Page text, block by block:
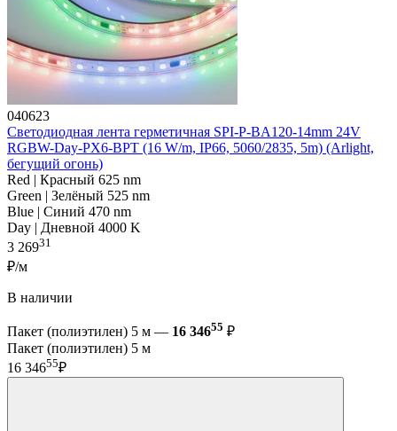
040623
Светодиодная лента герметичная SPI-P-BA120-14mm 24V
RGBW-Day-PX6-BPT (16 W/m, IP66, 5060/2835, 5m) (Arlight,
бегущий огонь)
Red | Красный 625 nm
Green | Зелёный 525 nm
Blue | Синий 470 nm
Day | Дневной 4000 K
3 26931
₽/м
В наличии
Пакет (полиэтилен) 5 м — 16 34655 ₽
Пакет (полиэтилен) 5 м
16 34655₽